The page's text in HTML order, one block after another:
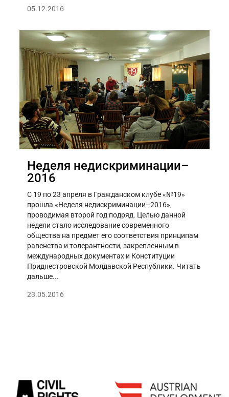
05.12.2016
Неделя недискриминации–
2016
С 19 по 23 апреля в Гражданском клубе «№19»
прошла «Неделя недискриминации–2016»,
проводимая второй год подряд. Целью данной
недели стало исследование современного
общества на предмет его соответствия принципам
равенства и толерантности, закрепленным в
международных документах и Конституции
Приднестровской Молдавской Республики. Читать
дальше...
23.05.2016